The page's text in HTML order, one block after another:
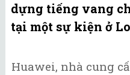
dựng tiếng vang
tại một sự kiện ở
Huawei, nhà cung